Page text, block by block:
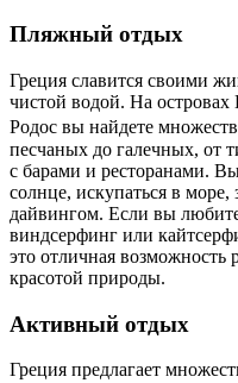
Пляжный отдых
Греция славится своими
чистой водой. На
Родос вы найдете
песчаных до галечных, от
с барами и ресторанами.
солнце, искупаться в
дайвингом. Если вы
виндсерфинг или
это отличная возможность
красотой природы.
Активный отдых
Греция предлагает